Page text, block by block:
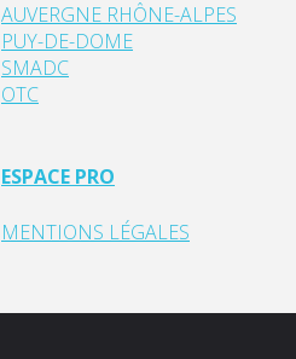
AUVERGNE RHÔNE-ALPES
PUY-DE-DOME
SMADC
OTC
ESPACE PRO
MENTIONS LÉGALES